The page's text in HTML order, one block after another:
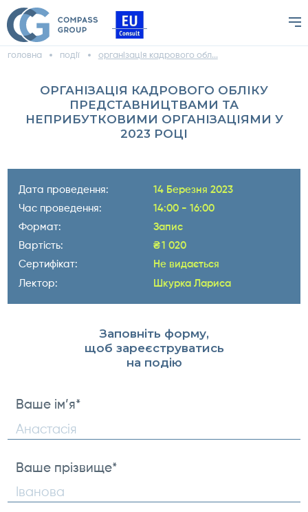
головна події організація кадрового обл...
ОРГАНІЗАЦІЯ КАДРОВОГО ОБЛІКУ
ПРЕДСТАВНИЦТВАМИ ТА
НЕПРИБУТКОВИМИ ОРГАНІЗАЦІЯМИ У
2023 РОЦІ
Дата проведення: 14 Березня 2023
Вартість: ₴1 020
Час проведення: 14:00 - 16:00
Сертифікат: Не видається
Формат: Запис
Лектор: Шкурка Лариса
Заповніть форму,
щоб зареєструватись
на подію
Ваше ім’я*
Ваше прізвище*